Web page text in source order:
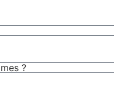
?